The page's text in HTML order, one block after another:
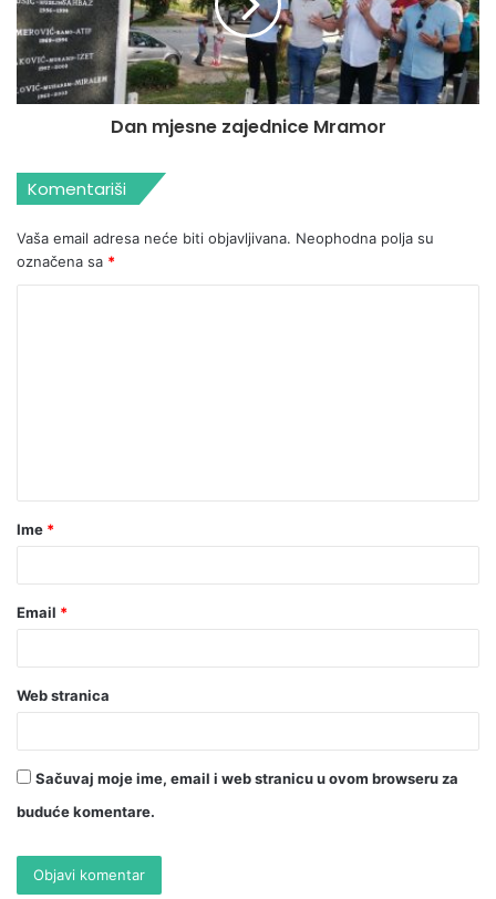
Dan mjesne zajednice Mramor
Komentariši
Vaša email adresa neće biti objavljivana. Neophodna polja su
označena sa *
Ime *
Email *
Web stranica
Sačuvaj moje ime, email i web stranicu u ovom browseru za
buduće komentare.